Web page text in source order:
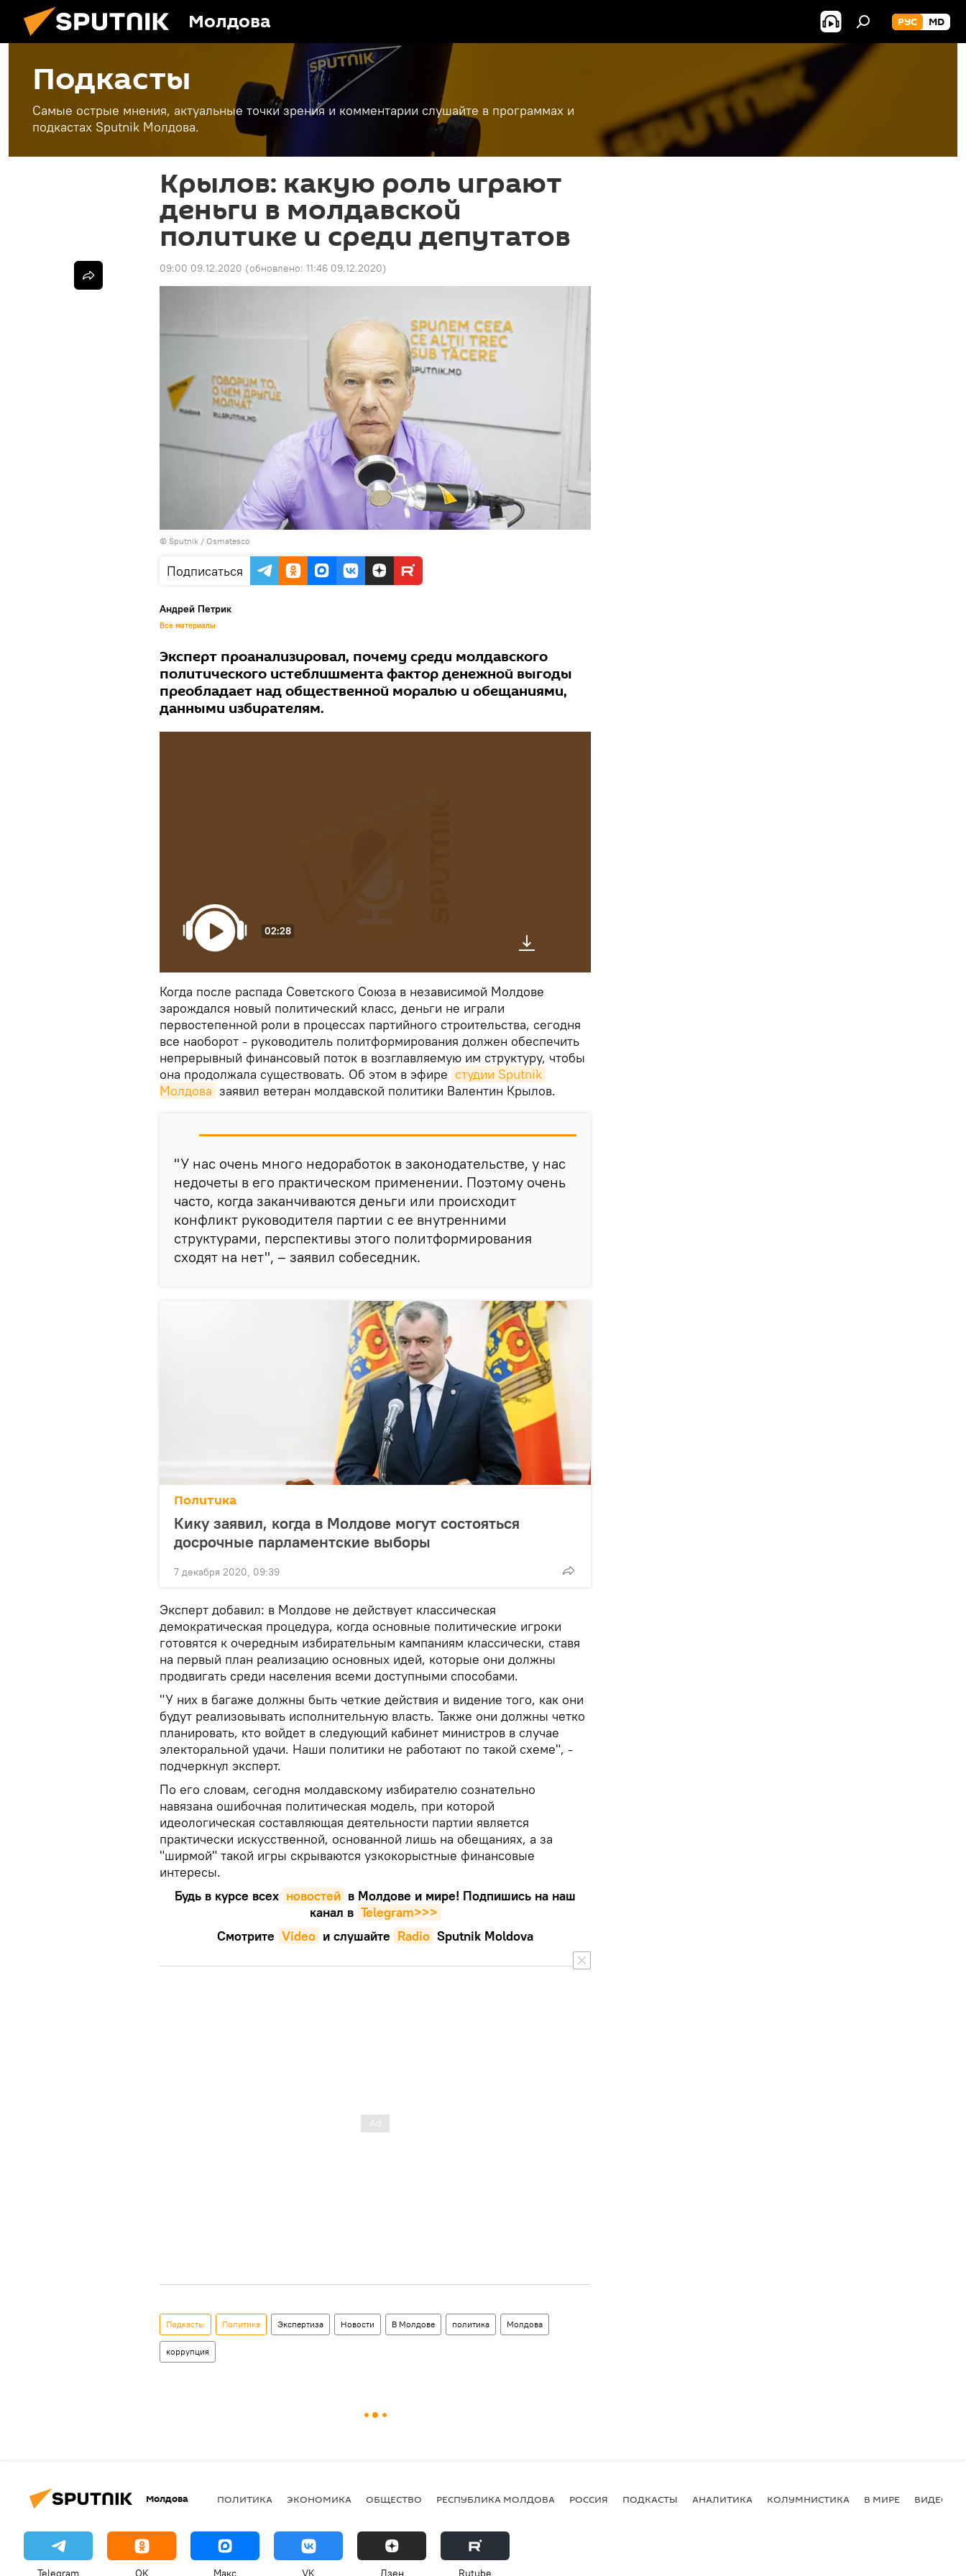
Молдова РУС MD
Подкасты
Самые острые мнения, актуальные точки зрения и комментарии слушайте в программах и
подкастах Sputnik Молдова.
Крылов: какую роль играют
деньги в молдавской
политике и среди депутатов
09:00 09.12.2020 (обновлено: 11:46 09.12.2020)
© Sputnik / Osmatesco
Подписаться
Андрей Петрик
Все материалы
Эксперт проанализировал, почему среди молдавского
политического истеблишмента фактор денежной выгоды
преобладает над общественной моралью и обещаниями,
данными избирателям.
02:28
Когда после распада Советского Союза в независимой Молдове
зарождался новый политический класс, деньги не играли
первостепенной роли в процессах партийного строительства, сегодня
все наоборот - руководитель политформирования должен обеспечить
непрерывный финансовый поток в возглавляемую им структуру, чтобы
она продолжала существовать. Об этом в эфире студии Sputnik
Молдова заявил ветеран молдавской политики Валентин Крылов.
"У нас очень много недоработок в законодательстве, у нас
недочеты в его практическом применении. Поэтому очень
часто, когда заканчиваются деньги или происходит
конфликт руководителя партии с ее внутренними
структурами, перспективы этого политформирования
сходят на нет", – заявил собеседник.
Политика
Кику заявил, когда в Молдове могут состояться
досрочные парламентские выборы
7 декабря 2020, 09:39
Эксперт добавил: в Молдове не действует классическая
демократическая процедура, когда основные политические игроки
готовятся к очередным избирательным кампаниям классически, ставя
на первый план реализацию основных идей, которые они должны
продвигать среди населения всеми доступными способами.
"У них в багаже должны быть четкие действия и видение того, как они
будут реализовывать исполнительную власть. Также они должны четко
планировать, кто войдет в следующий кабинет министров в случае
электоральной удачи. Наши политики не работают по такой схеме", -
подчеркнул эксперт.
По его словам, сегодня молдавскому избирателю сознательно
навязана ошибочная политическая модель, при которой
идеологическая составляющая деятельности партии является
практически искусственной, основанной лишь на обещаниях, а за
"ширмой" такой игры скрываются узкокорыстные финансовые
интересы.
Будь в курсе всех новостей в Молдове и мире! Подпишись на наш
канал в Telegram>>>
Смотрите Video и слушайте Radio Sputnik Moldova
Подкасты Политика Экспертиза Новости В Молдове политика Молдова
коррупция
Молдова ПОЛИТИКА ЭКОНОМИКА ОБЩЕСТВО РЕСПУБЛИКА МОЛДОВА РОССИЯ ПОДКАСТЫ АНАЛИТИКА КОЛУМНИСТИКА В МИРЕ ВИДЕО
Telegram OK Макс VK Дзен Rutube